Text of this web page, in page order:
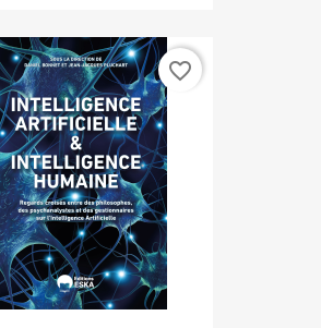
favorite_border